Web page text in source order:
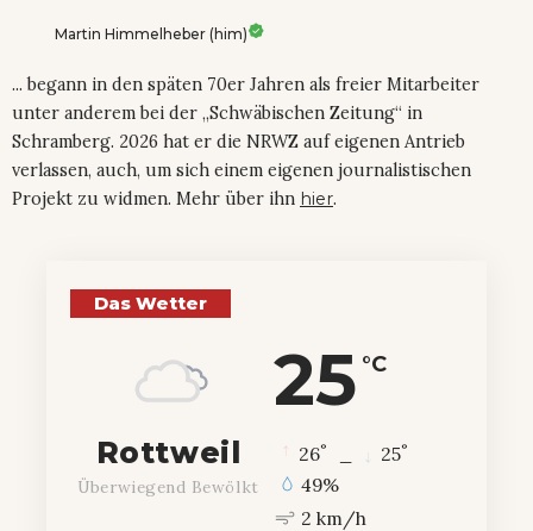
Martin Himmelheber (him)
... begann in den späten 70er Jahren als freier Mitarbeiter
unter anderem bei der „Schwäbischen Zeitung“ in
Schramberg. 2026 hat er die NRWZ auf eigenen Antrieb
verlassen, auch, um sich einem eigenen journalistischen
Projekt zu widmen. Mehr über ihn hier.
Das Wetter
25 °C
Rottweil
Überwiegend Bewölkt
26° 25°
49%
2 km/h